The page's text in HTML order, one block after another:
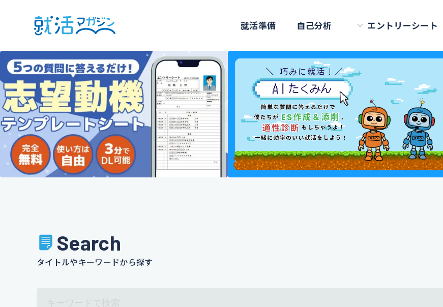
就活準備 自己分析 エントリーシート
Search
タイトルやキーワードから探す